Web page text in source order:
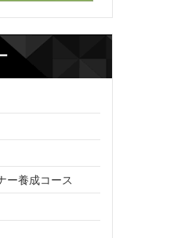
ー養成コース